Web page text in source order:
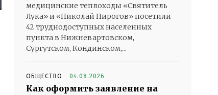
медицинские теплоходы «Святитель
Лука» и «Николай Пирогов» посетили
42 труднодоступных населенных
пункта в Нижневартовском,
Сургутском, Кондинском,...
ОБЩЕСТВО 04.08.2026
Как оформить заявление на